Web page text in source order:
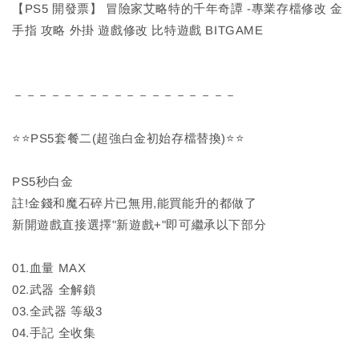
【PS5 開發票】 冒險家艾略特的千年奇譚 -專業存檔修改 金
手指 攻略 外掛 遊戲修改 比特遊戲 BITGAME
－－－－－－－－－－－－－－－－－－
⭐⭐PS5套餐二(超強白金初始存檔替換)⭐⭐
PS5秒白金
註!金錢和魔石碎片已無用,能買能升的都做了
新開遊戲直接選擇"新遊戲+"即可繼承以下部分
01.血量 MAX
02.武器 全解鎖
03.全武器 等級3
04.手記 全收集